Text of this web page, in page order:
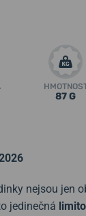
87 G
nejsou jen
jedinečná